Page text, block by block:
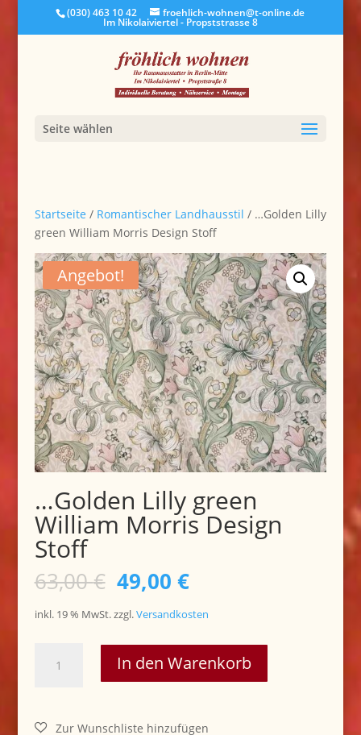
(030) 463 10 42 froehlich-wohnen@t-online.de
Im Nikolaiviertel - Propststrasse 8
Seite wählen
Startseite / Romantischer Landhausstil / …Golden Lilly
green William Morris Design Stoff
Angebot!
…Golden Lilly green
William Morris Design
Stoff
63,00€ Ursprünglicher
Preis
war:
49,00 €Aktueller
Preis
ist:
inkl. 19 % MwSt. zzgl.Versandkosten
Morris
In den Warenkorb